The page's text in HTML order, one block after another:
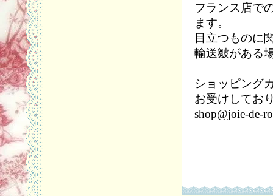
フランス店で
ます。
目立つものに
輸送皺がある
ショッピング
お受けしてお
shop@joie-de-